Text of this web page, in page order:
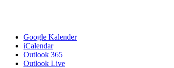
Google Kalender
iCalendar
Outlook 365
Outlook Live